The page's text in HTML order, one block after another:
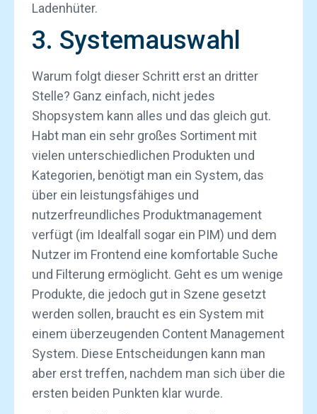
Ladenhüter.
3. Systemauswahl
Warum folgt dieser Schritt erst an dritter
Stelle? Ganz einfach, nicht jedes
Shopsystem kann alles und das gleich gut.
Habt man ein sehr großes Sortiment mit
vielen unterschiedlichen Produkten und
Kategorien, benötigt man ein System, das
über ein leistungsfähiges und
nutzerfreundliches Produktmanagement
verfügt (im Idealfall sogar ein PIM) und dem
Nutzer im Frontend eine komfortable Suche
und Filterung ermöglicht. Geht es um wenige
Produkte, die jedoch gut in Szene gesetzt
werden sollen, braucht es ein System mit
einem überzeugenden Content Management
System. Diese Entscheidungen kann man
aber erst treffen, nachdem man sich über die
ersten beiden Punkten klar wurde.